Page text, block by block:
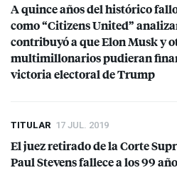
A quince años del histórico
como “Citizens United”
contribuyó a que Elon Musk y
multimillonarios pudieran
victoria electoral de Trump
TITULAR 17 JUL. 2019
El juez retirado de la Corte
Paul Stevens fallece a los 99